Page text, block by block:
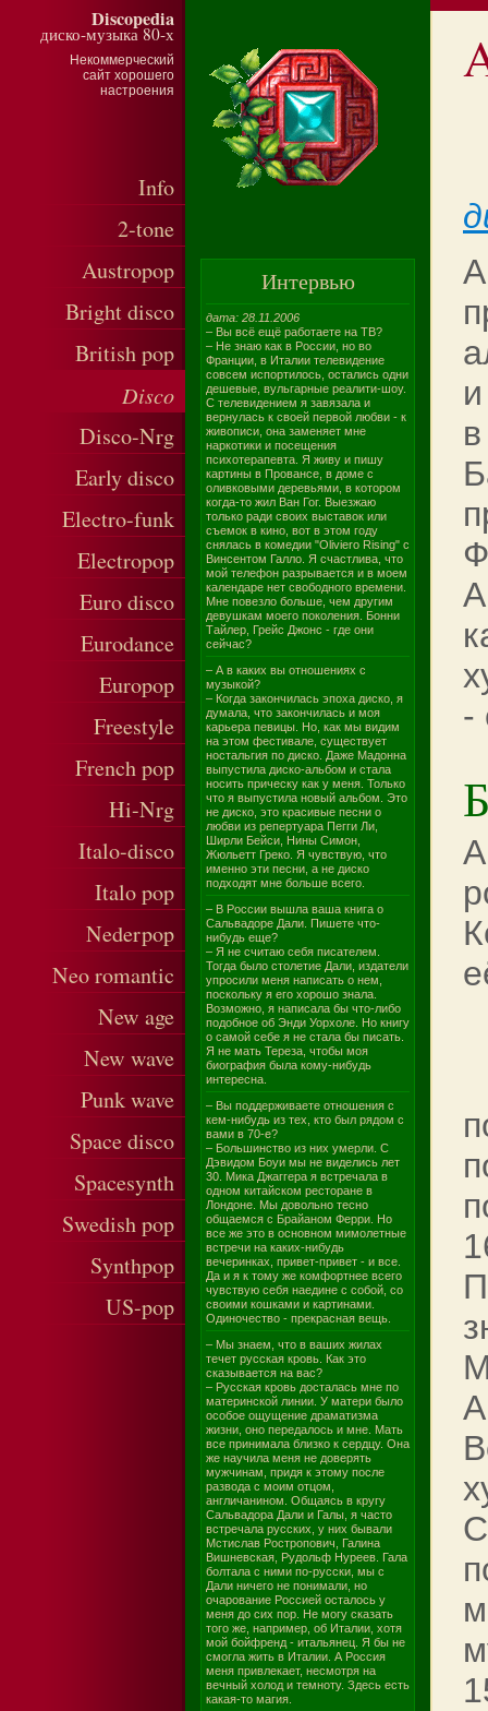
Discopedia
диско-музыка 80-х
Некоммерческий
сайт хорошего
настроения
Info
2-tone
Austropop
Bright disco
British pop
Disco
Disco-Nrg
Early disco
Electro-funk
Electropop
Euro disco
Eurodance
Europop
Freestyle
French pop
Hi-Nrg
Italo-disco
Italo pop
Nederpop
Neo romantic
New age
New wave
Punk wave
Space disco
Spacesynth
Swedish pop
Synthpop
US-pop
Интервью
дата: 28.11.2006
– Вы всё ещё работаете на ТВ?
– Не знаю как в России, но во
Франции, в Италии телевидение
совсем испортилось, остались одни
дешевые, вульгарные реалити-шоу.
С телевидением я завязала и
вернулась к своей первой любви - к
живописи, она заменяет мне
наркотики и посещения
психотерапевта. Я живу и пишу
картины в Провансе, в доме с
оливковыми деревьями, в котором
когда-то жил Ван Гог. Выезжаю
только ради своих выставок или
съемок в кино, вот в этом году
снялась в комедии "Oliviero Rising" с
Винсентом Галло. Я счастлива, что
мой телефон разрывается и в моем
календаре нет свободного времени.
Мне повезло больше, чем другим
девушкам моего поколения. Бонни
Тайлер, Грейс Джонс - где они
сейчас?
– А в каких вы отношениях с
музыкой?
– Когда закончилась эпоха диско, я
думала, что закончилась и моя
карьера певицы. Но, как мы видим
на этом фестивале, существует
ностальгия по диско. Даже Мадонна
выпустила диско-альбом и стала
носить прическу как у меня. Только
что я выпустила новый альбом. Это
не диско, это красивые песни о
любви из репертуара Пегги Ли,
Ширли Бейси, Нины Симон,
Жюльетт Греко. Я чувствую, что
именно эти песни, а не диско
подходят мне больше всего.
– В России вышла ваша книга о
Сальвадоре Дали. Пишете что-
нибудь еще?
– Я не считаю себя писателем.
Тогда было столетие Дали, издатели
упросили меня написать о нем,
поскольку я его хорошо знала.
Возможно, я написала бы что-либо
подобное об Энди Уорхоле. Но книгу
о самой себе я не стала бы писать.
Я не мать Тереза, чтобы моя
биография была кому-нибудь
интересна.
– Вы поддерживаете отношения с
кем-нибудь из тех, кто был рядом с
вами в 70-е?
– Большинство из них умерли. С
Дэвидом Боуи мы не виделись лет
30. Мика Джаггера я встречала в
одном китайском ресторане в
Лондоне. Мы довольно тесно
общаемся с Брайаном Ферри. Но
все же это в основном мимолетные
встречи на каких-нибудь
вечеринках, привет-привет - и все.
Да и я к тому же комфортнее всего
чувствую себя наедине с собой, со
своими кошками и картинами.
Одиночество - прекрасная вещь.
– Мы знаем, что в ваших жилах
течет русская кровь. Как это
сказывается на вас?
– Русская кровь досталась мне по
материнской линии. У матери было
особое ощущение драматизма
жизни, оно передалось и мне. Мать
все принимала близко к сердцу. Она
же научила меня не доверять
мужчинам, придя к этому после
развода с моим отцом,
англичанином. Общаясь в кругу
Сальвадора Дали и Галы, я часто
встречала русских, у них бывали
Мстислав Ростропович, Галина
Вишневская, Рудольф Нуреев. Гала
болтала с ними по-русски, мы с
Дали ничего не понимали, но
очарование Россией осталось у
меня до сих пор. Не могу сказать
того же, например, об Италии, хотя
мой бойфренд - итальянец. Я бы не
смогла жить в Италии. А Россия
меня привлекает, несмотря на
вечный холод и темноту. Здесь есть
какая-то магия.
-